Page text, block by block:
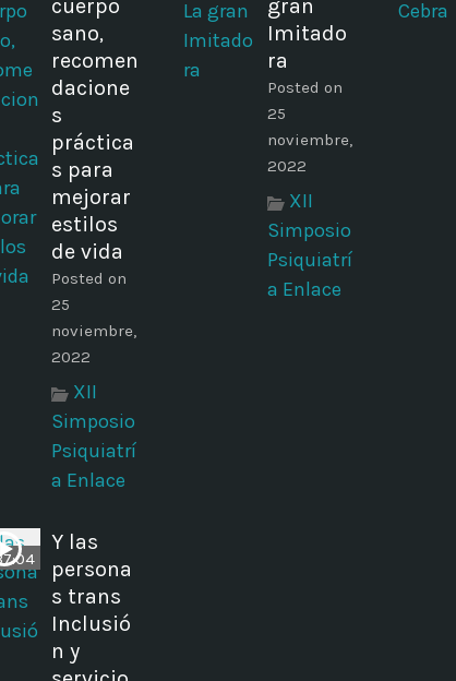
cuerpo
sano,
recomen
dacione
s
práctica
s para
mejorar
estilos
de vida
Posted on
25
noviembre,
2022
XII
Simposio
Psiquiatrí
a Enlace
gran
Imitado
ra
Posted on
25
noviembre,
2022
XII
Simposio
Psiquiatrí
a Enlace
Y las
persona
s trans
Inclusió
n y